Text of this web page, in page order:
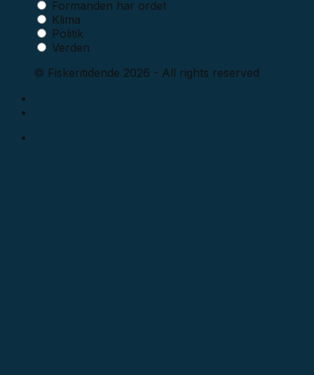
Formanden har ordet
Klima
Politik
Verden
© Fiskeritidende 2026 - All rights reserved